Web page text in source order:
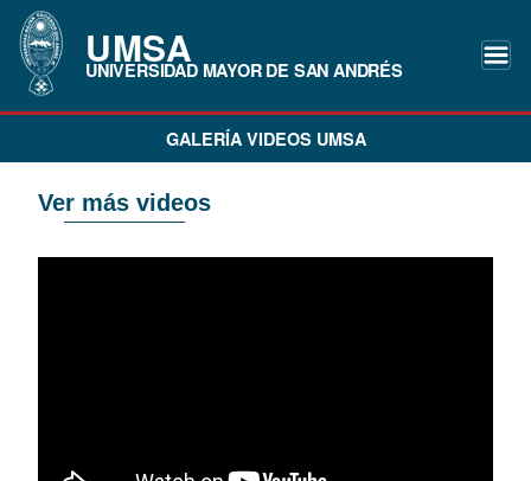
UMSA
UNIVERSIDAD MAYOR DE SAN ANDRÉS
GALERÍA VIDEOS UMSA
Ver más videos